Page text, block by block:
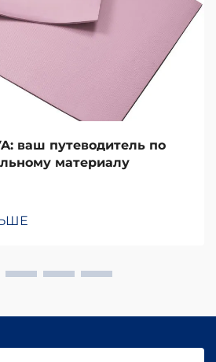
ваш путеводитель по
материалу